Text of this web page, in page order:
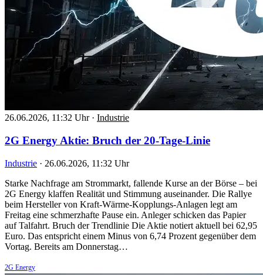
26.06.2026, 11:32 Uhr · Industrie
2G Energy Aktie: Bruch der 20-Tage-Linie
Industrie · 26.06.2026, 11:32 Uhr
Starke Nachfrage am Strommarkt, fallende Kurse an der Börse – bei
2G Energy klaffen Realität und Stimmung auseinander. Die Rallye
beim Hersteller von Kraft-Wärme-Kopplungs-Anlagen legt am
Freitag eine schmerzhafte Pause ein. Anleger schicken das Papier
auf Talfahrt. Bruch der Trendlinie Die Aktie notiert aktuell bei 62,95
Euro. Das entspricht einem Minus von 6,74 Prozent gegenüber dem
Vortag. Bereits am Donnerstag…
2G Energy